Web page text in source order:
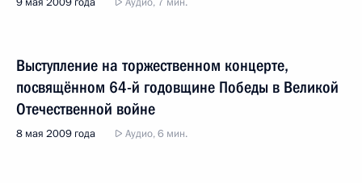
Выступление на торжественном концерте,
посвящённом 64-й годовщине Победы в Великой
Отечественной войне
8 мая 2009 года Аудио, 6 мин.